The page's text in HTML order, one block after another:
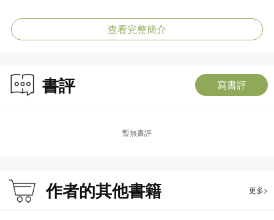
餘本，獲獎著作30本，包括小說系列《穿越時Home》、《港孩心語》、《叛逆
歲月》、《叛逆青春》、和《奮進少年》。
「中學生好書龍虎榜」和「書叢榜十本好書」選舉中獲選為「最受中學生歡迎作
家」和「小學生最喜愛的作家」。君比經常在中、小學、教育學院及公共圖書館
查看完整簡介
書評 寫書評
暫無書評
作者的其他書籍 更多>